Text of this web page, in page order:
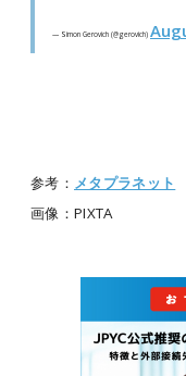
— Simon Gerovich (@gerovich)
参考： メタプラネット
画像：PIXTA